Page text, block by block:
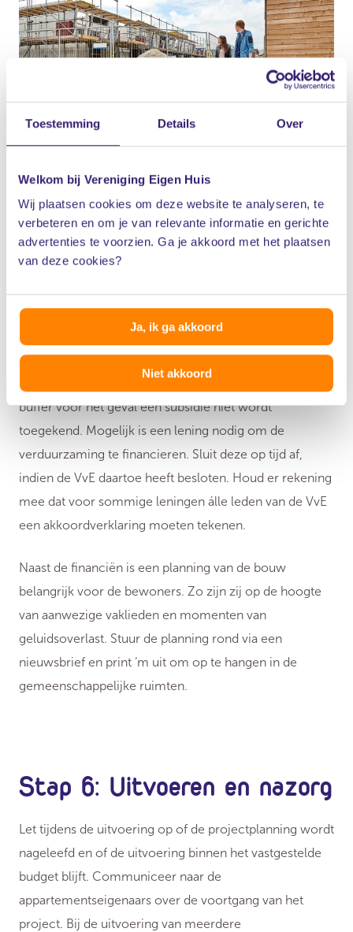
Toestemming Details Over
Welkom bij Vereniging Eigen Huis
Wij plaatsen cookies om deze website te analyseren, te
verbeteren en om je van relevante informatie en gerichte
advertenties te voorzien. Ga je akkoord met het plaatsen
van deze cookies?
Ja, ik ga akkoord
Niet akkoord
Stap 5: Bouw voorbereiden
verduurzamingscommissie de eerder in kaart
gebrachte subsidies aan. Uitzondering zijn subsidies
voor energieadvies en procesbegeleiding, die moeten
achteraf worden aangevraagd. Zorg voor een financiële
buffer voor het geval een subsidie niet wordt
toegekend. Mogelijk is een lening nodig om de
verduurzaming te financieren. Sluit deze op tijd af,
indien de VvE daartoe heeft besloten. Houd er rekening
mee dat voor sommige leningen álle leden van de VvE
een akkoordverklaring moeten tekenen.
Naast de financiën is een planning van de bouw
belangrijk voor de bewoners. Zo zijn zij op de hoogte
van aanwezige vaklieden en momenten van
geluidsoverlast. Stuur de planning rond via een
nieuwsbrief en print ‘m uit om op te hangen in de
gemeenschappelijke ruimten.
Stap 6: Uitvoeren en nazorg
Let tijdens de uitvoering op of de projectplanning wordt
nageleefd en of de uitvoering binnen het vastgestelde
budget blijft. Communiceer naar de
appartementseigenaars over de voortgang van het
project. Bij de uitvoering van meerdere